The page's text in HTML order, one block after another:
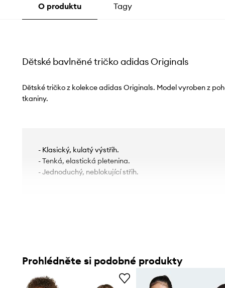
O produktu Tagy
Dětské bavlněné tričko adidas Originals
Dětské tričko z kolekce adidas Originals. Model vyroben z
tkaniny.
- Klasický, kulatý výstřih.
- Tenká, elastická pletenina.
- Jednoduchý, neblokující střih.
Prohlédněte si podobné produkty